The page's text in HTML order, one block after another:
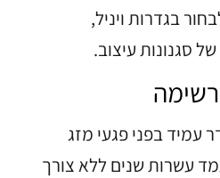
בגדרות ויניל,
סגנונות עיצוב.
עמיד בפני פגעי מזג
עשרות שנים ללא צורך